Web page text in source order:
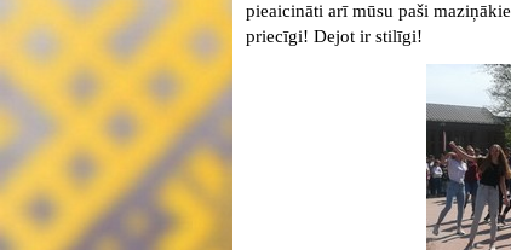
pieaicināti arī mūsu paši
priecīgi! Dejot ir stilīgi!